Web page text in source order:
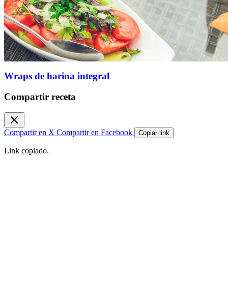
Wraps de harina integral
Compartir receta
Compartir en X Compartir en Facebook Copiar link
Link copiado.